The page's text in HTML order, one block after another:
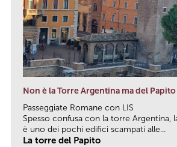
Non è la Torre Argentina ma del Papito
Passeggiate Romane con LIS
Spesso confusa con la torre Argentina,
è uno dei pochi edifici scampati alle...
La torre del Papito